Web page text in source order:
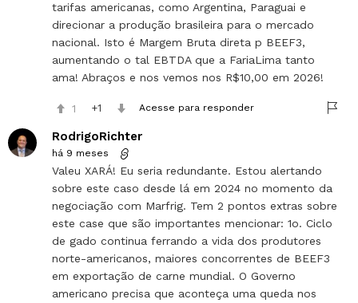
tarifas americanas, como Argentina, Paraguai e
direcionar a produção brasileira para o mercado
nacional. Isto é Margem Bruta direta p BEEF3,
aumentando o tal EBTDA que a FariaLima tanto
ama! Abraços e nos vemos nos R$10,00 em 2026!
1 1 Acesse para responder
RodrigoRichter
há 9 meses
Valeu XARÁ! Eu seria redundante. Estou alertando
sobre este caso desde lá em 2024 no momento da
negociação com Marfrig. Tem 2 pontos extras sobre
este case que são importantes mencionar: 1o. Ciclo
de gado continua ferrando a vida dos produtores
norte-americanos, maiores concorrentes de BEEF3
em exportação de carne mundial. O Governo
americano precisa que aconteça uma queda nos